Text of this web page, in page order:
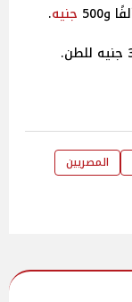
جنيه.
المصريين